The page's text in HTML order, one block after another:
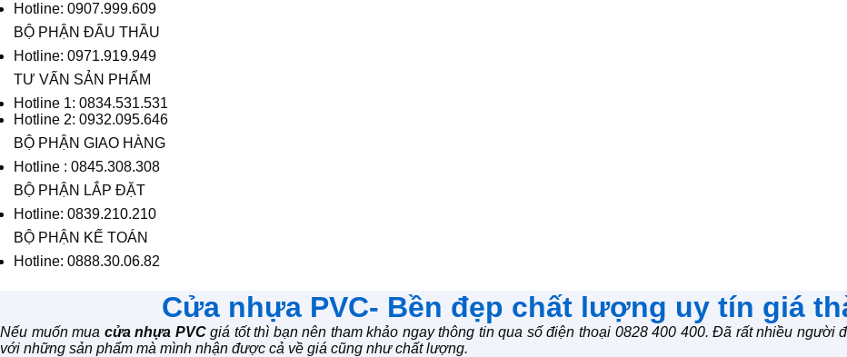
Hotline: 0907.999.609
BỘ PHẬN ĐẤU THẦU
Hotline: 0971.919.949
TƯ VẤN SẢN PHẨM
Hotline 1: 0834.531.531
Hotline 2: 0932.095.646
BỘ PHẬN GIAO HÀNG
Hotline : 0845.308.308
BỘ PHẬN LẮP ĐẶT
Hotline: 0839.210.210
BỘ PHẬN KẾ TOÁN
Hotline: 0888.30.06.82
Cửa nhựa PVC- Bền đẹp chất lượng uy tín giá
Nếu muốn mua cửa nhựa PVCgiá tốt thì bạn nên tham khảo ngay thông tin qua số điện thoại 0828 400 400. Đã rất nhiều người
với những sản phẩm mà mình nhận được cả về giá cũng như chất lượng.